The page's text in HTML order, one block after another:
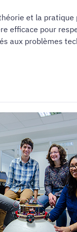
et la
efficace pour
aux problèmes